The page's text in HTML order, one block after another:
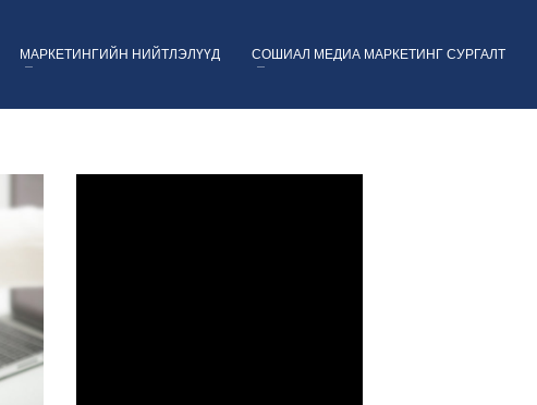
МАРКЕТИНГИЙН НИЙТЛЭЛҮҮД СОШИАЛ МЕДИА МАРКЕТИНГ СУРГАЛТ